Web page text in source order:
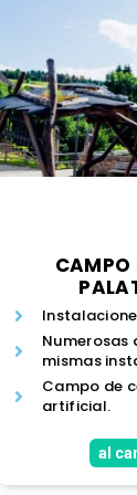
CAMPO
Numerosas
mismas
Campo de
artificial.
al